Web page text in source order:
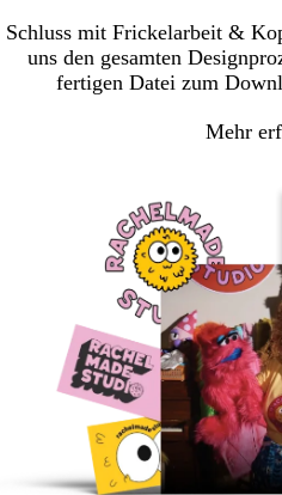
Schluss mit Frickelarbeit &
uns den gesamten
fertigen Datei zum
Mehr